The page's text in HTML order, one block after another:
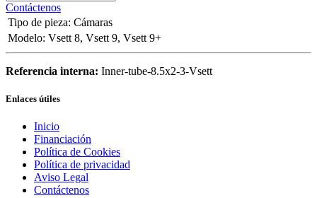
Contáctenos
Tipo de pieza: Cámaras
Modelo: Vsett 8, Vsett 9, Vsett 9+
Referencia interna: Inner-tube-8.5x2-3-Vsett
Enlaces útiles
Inicio
Financiación
Política de Cookies
Política de privacidad
Aviso Legal
Contáctenos